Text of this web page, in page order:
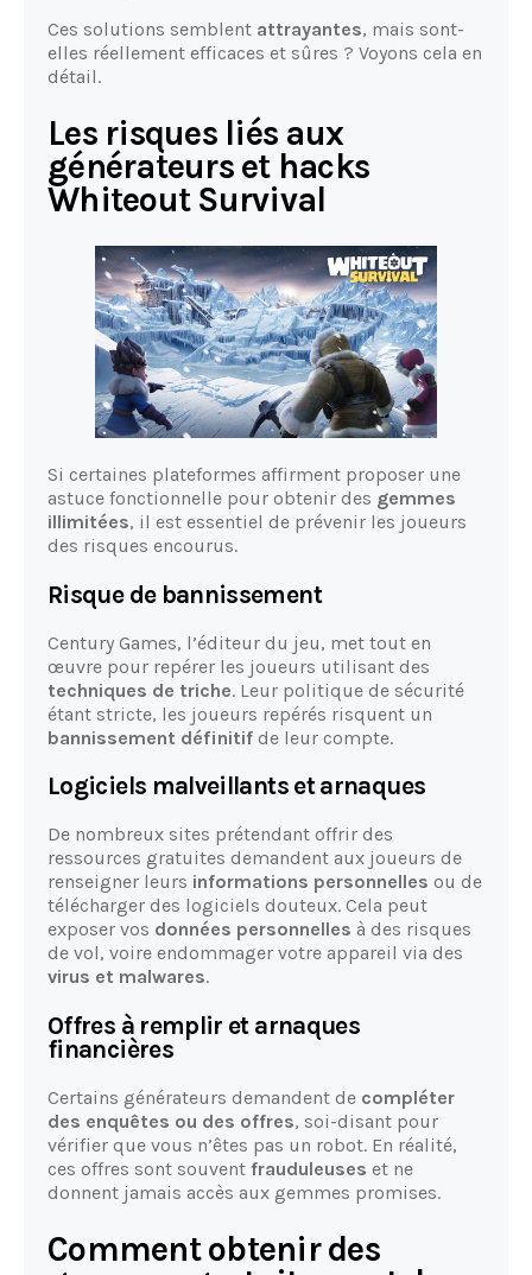
Ces solutions semblent attrayantes, mais sont-
elles réellement efficaces et sûres ? Voyons cela en
détail.
Les risques liés aux
générateurs et hacks
Whiteout Survival
Si certaines plateformes affirment proposer une
astuce fonctionnelle pour obtenir des gemmes
illimitées, il est essentiel de prévenir les joueurs
des risques encourus.
Risque de bannissement
Century Games, l’éditeur du jeu, met tout en
œuvre pour repérer les joueurs utilisant des
techniques de triche. Leur politique de sécurité
étant stricte, les joueurs repérés risquent un
bannissement définitif de leur compte.
Logiciels malveillants et arnaques
De nombreux sites prétendant offrir des
ressources gratuites demandent aux joueurs de
renseigner leurs informations personnelles ou de
télécharger des logiciels douteux. Cela peut
exposer vos données personnelles à des risques
de vol, voire endommager votre appareil via des
virus et malwares.
Offres à remplir et arnaques
financières
Certains générateurs demandent de compléter
des enquêtes ou des offres, soi-disant pour
vérifier que vous n’êtes pas un robot. En réalité,
ces offres sont souvent frauduleuses et ne
donnent jamais accès aux gemmes promises.
Comment obtenir des